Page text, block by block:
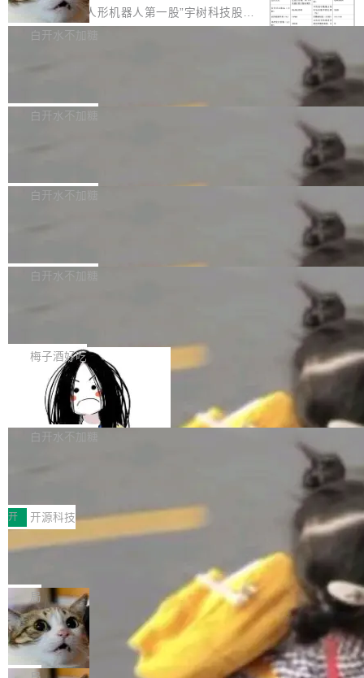
agent 有本质区别。大多数 agent harness 的设
计是基于早期模型的能力—...
细致的一份规则。 政策的核心只有一句话：LLM
可以用来分析、提炼、审阅、建议，但不能用来
不得生成涉及安全性的关键变更，除非作者本身
ek 获配 93.3 万股，锁定 36 个月
8月6日晚间，“人形机器人第一股”宇树科技股份
有限公司披露IPO发行价格及战略配售结果，杭
36个月。 公告显示，本次宇树科技战略配售对
员工参与设立的专项资产管理计划。其中，Dee
获配9...
白开水不加糖
Bug fixes and enhancements 修复多次传递同
一个回归问题，该问题导致拉取镜像时会拒绝包
题，该问题可能导致在旧版 Linux 内核...
白开水不加糖
e 孵化器项目管理委员会（IPMC）投票中获得
P）！这一里程碑不仅标志着 Fluss 迈入新的发
白开水不加糖
长期停止内容更新，未能实现其作为“AI版维基百
提交的编辑请求也长期处于待处理状态。 Groki
pedia 于去年底上线，定位为由人工智能生成内
容的百科平台，被马斯克视为传统众包百科网站
维基百科的替代方案。Lawfare 调查发现，无论
热门页面还是低关注度页面，均未出现近期更
白开水不加糖
是这样的：配 MessageSource 的 Bean、写 R
eloadableResourceBundleMessageSource、
声明 LocaleResolver、注册 LocaleChangeInt
erceptor…五六步之后才能看到第一行翻译文
本。 Solon 换了个方式。整个 i18n 模块围绕三
梅子酒好吃
Apache Doris 4.1 全面增强 Iceberg：
支持 UPDATE、MERGE INTO 与 Iceb
erg V3
Apache Doris 4.1 要补齐的，正是缺失的那一
半。在已有查询能力的基础上，Doris 进一步支
常维护操作，并完整支持 Iceberg V3 格式。
白开水不加糖
村国家自主创新示范区会议中心开幕。本届大会
由中关村智联软件服务业质量创新联盟主办，以
“智构可信·质创未来——AI原生时代的质量新范
式”为主题，直面AI从实验室走向规模化产业落地
的核心质量命题。会上，《2026智能研发生产力
工具选型手册》发布，Testin云测的Testin XAge
nt智能测试系统入选AI测试领域代表产品。对CI
O而言，这提示了一个转变：AI测试正在从效率
工具升级为企业的质量基础设施。 CIO面对的新
开 开源科技
让非法状态不可表示：一篇关于 ADT
有一种东西，一旦用过就回不去了。Alex Fedos
eev 管它叫"软件设计的基石"。 他说的东西不新
鲜——代数数据类型（ADT），尤其是和类型
（sum type）。但他说清楚了一件事：这不是类
型系统的学术体操，是日常编码的思维方式。 文
章从一个简单的例子切入。一个网站的深色主题
局
Cloudflare 开源内部企业 AI 平台 Clou
dflare OS
Cloudflare 发布了一个开源项目 Cloudflare O
S。如果你只看官方博客，你会觉得这是又一